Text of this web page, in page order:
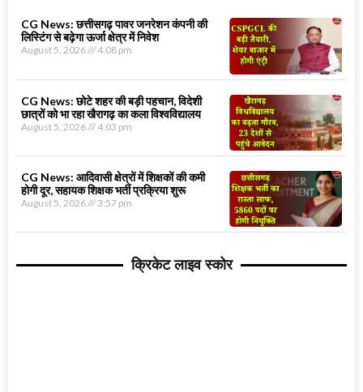
CG News: छत्तीसगढ़ पावर जनरेशन कंपनी की
लिस्टिंग से बढ़ेगा ऊर्जा क्षेत्र में निवेश
August 5, 2026 4:08 pm
CG News: छोटे शहर की बड़ी पहचान, विदेशी
छात्रों को भा रहा खैरागढ़ का कला विश्वविद्यालय
August 5, 2026 4:03 pm
CG News: आदिवासी क्षेत्रों में शिक्षकों की कमी
होगी दूर, सहायक शिक्षक भर्ती प्रक्रिया शुरू
August 5, 2026 3:57 pm
क्रिकेट लाइव स्कोर